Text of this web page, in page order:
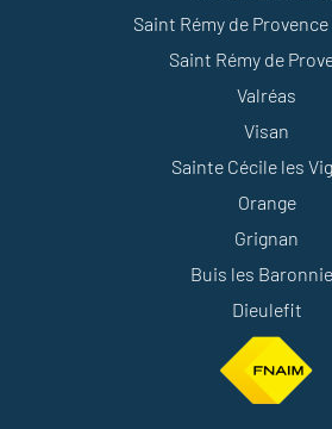
Saint Rémy de
Saint Rémy de
Valréas
Visan
Sainte Cécile les
Orange
Grignan
Buis les
Dieulefit